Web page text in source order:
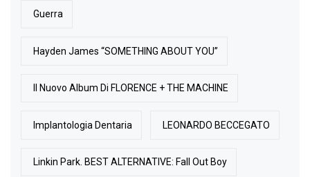
Guerra
Hayden James “SOMETHING ABOUT YOU”
Il Nuovo Album Di FLORENCE + THE MACHINE
Implantologia Dentaria LEONARDO BECCEGATO
Linkin Park. BEST ALTERNATIVE: Fall Out Boy